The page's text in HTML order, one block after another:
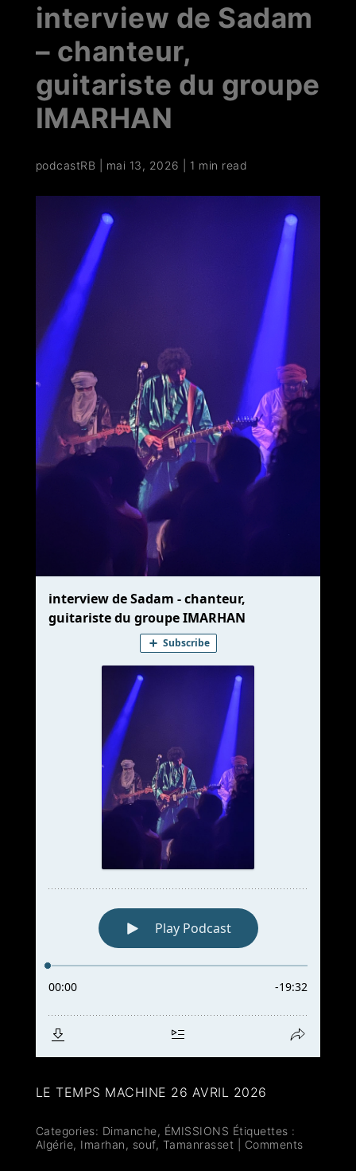
interview de Sadam
– chanteur,
guitariste du groupe
IMARHAN
podcastRB mai 13, 2026 1 min read
LE TEMPS MACHINE 26 AVRIL 2026
Categories: Dimanche, ÉMISSIONS Étiquettes :
Algérie, Imarhan , souf, Tamanrasset Comments